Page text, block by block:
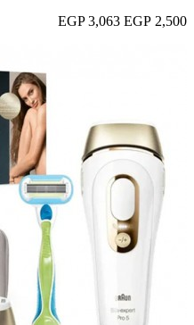
2,500 EGP
3,063 EGP